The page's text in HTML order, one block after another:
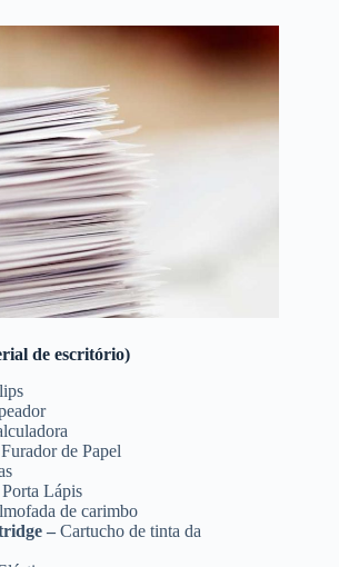
de escritório)
de Papel
Lápis
de carimbo
– Cartucho de tinta da